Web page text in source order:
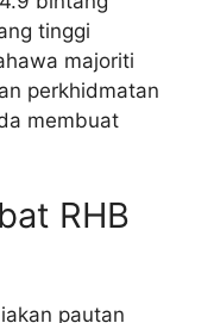
tinggi
majoriti
perkhidmatan
membuat
RHB
pautan